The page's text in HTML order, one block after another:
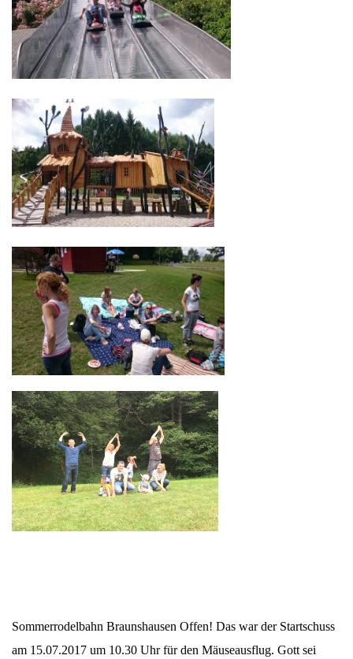
Sommerrodelbahn Braunshausen Offen! Das war der Startschuss
am 15.07.2017 um 10.30 Uhr für den Mäuseausflug. Gott sei